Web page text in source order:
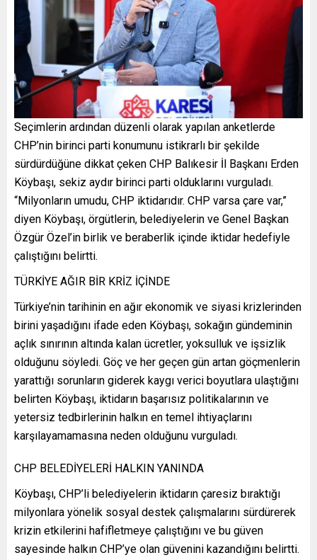
Seçimlerin ardından düzenli olarak yapılan anketlerde
CHP’nin birinci parti konumunu istikrarlı bir şekilde
sürdürdüğüne dikkat çeken CHP Balıkesir İl Başkanı Erden
Köybaşı, sekiz aydır birinci parti olduklarını vurguladı.
“Milyonların umudu, CHP iktidarıdır. CHP varsa çare var,”
diyen Köybaşı, örgütlerin, belediyelerin ve Genel Başkan
Özgür Özel’in birlik ve beraberlik içinde iktidar hedefiyle
çalıştığını belirtti.
TÜRKİYE AĞIR BİR KRİZ İÇİNDE
Türkiye’nin tarihinin en ağır ekonomik ve siyasi krizlerinden
birini yaşadığını ifade eden Köybaşı, sokağın gündeminin
açlık sınırının altında kalan ücretler, yoksulluk ve işsizlik
olduğunu söyledi. Göç ve her geçen gün artan göçmenlerin
yarattığı sorunların giderek kaygı verici boyutlara ulaştığını
belirten Köybaşı, iktidarın başarısız politikalarının ve
yetersiz tedbirlerinin halkın en temel ihtiyaçlarını
karşılayamamasına neden olduğunu vurguladı.
CHP BELEDİYELERİ HALKIN YANINDA
Köybaşı, CHP’li belediyelerin iktidarın çaresiz bıraktığı
milyonlara yönelik sosyal destek çalışmalarını sürdürerek
krizin etkilerini hafifletmeye çalıştığını ve bu güven
sayesinde halkın CHP’ye olan güvenini kazandığını belirtti.